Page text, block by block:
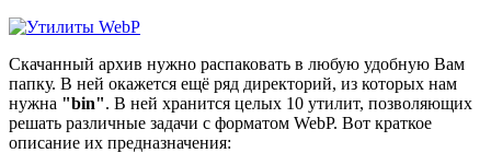
Скачанный архив нужно распаковать в любую удобную Вам
папку. В ней окажется ещё ряд директорий, из которых нам
нужна "bin". В ней хранится целых 10 утилит, позволяющих
решать различные задачи с форматом WebP. Вот краткое
описание их предназначения: